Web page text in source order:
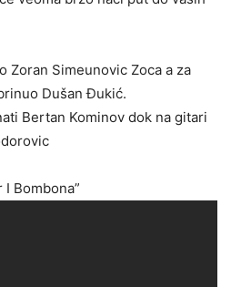
Zoran Simeunovic Zoca a za
Dušan Đukić.
Bertan Kominov dok na gitari
Bombona”